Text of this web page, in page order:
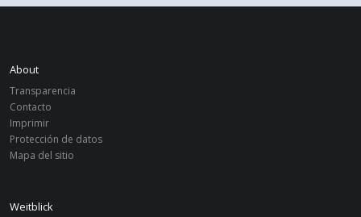
About
Transparencia
Contacto
Imprimir
Protección de datos
Mapa del sitio
Weitblick